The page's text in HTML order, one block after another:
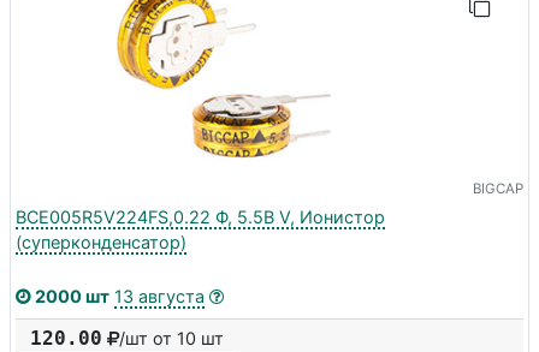
BIGCAP
BCE005R5V224FS,0.22 Ф, 5.5В V, Ионистор
(суперконденсатор)
2000 шт 13 августа
120.00 /шт от 10 шт